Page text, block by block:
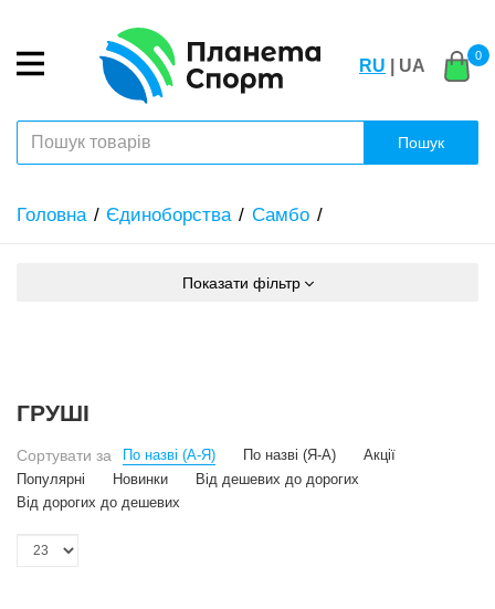
RU | UA
0
Пошук
Головна Єдиноборства Самбо
Показати фільтр
ГРУШІ
Сортувати за По назві (А-Я) По назві (Я-А)
Акції
Популярні
Новинки
Від дешевих до дорогих
Від дорогих до дешевих